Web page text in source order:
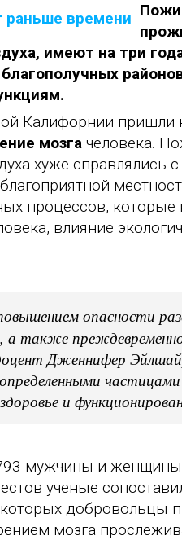
имеют на три
Калифорнии пришли
мозга человека.
хуже справлялись
процессов, которые
влияние
опасности
а также
Дженнифер
и
мужчины и женщины
ученые
которых добровольцы
мозга